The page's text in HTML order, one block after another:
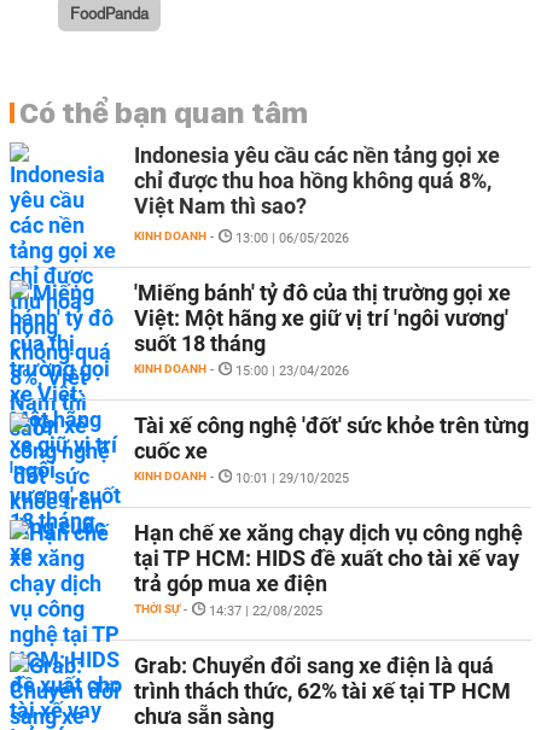
FoodPanda
Có thể bạn quan tâm
Indonesia yêu cầu các nền tảng gọi xe
chỉ được thu hoa hồng không quá 8%,
Việt Nam thì sao?
KINH DOANH - 13:00 | 06/05/2026
'Miếng bánh' tỷ đô của thị trường gọi xe
Việt: Một hãng xe giữ vị trí 'ngôi vương'
suốt 18 tháng
KINH DOANH - 15:00 | 23/04/2026
Tài xế công nghệ 'đốt' sức khỏe trên từng
cuốc xe
KINH DOANH - 10:01 | 29/10/2025
Hạn chế xe xăng chạy dịch vụ công nghệ
tại TP HCM: HIDS đề xuất cho tài xế vay
trả góp mua xe điện
THỜI SỰ - 14:37 | 22/08/2025
Grab: Chuyển đổi sang xe điện là quá
trình thách thức, 62% tài xế tại TP HCM
chưa sẵn sàng